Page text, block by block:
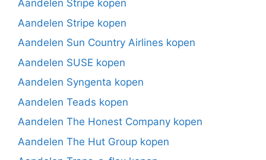
Aandelen Stripe kopen
Aandelen Stripe kopen
Aandelen Sun Country Airlines kopen
Aandelen SUSE kopen
Aandelen Syngenta kopen
Aandelen Teads kopen
Aandelen The Honest Company kopen
Aandelen The Hut Group kopen